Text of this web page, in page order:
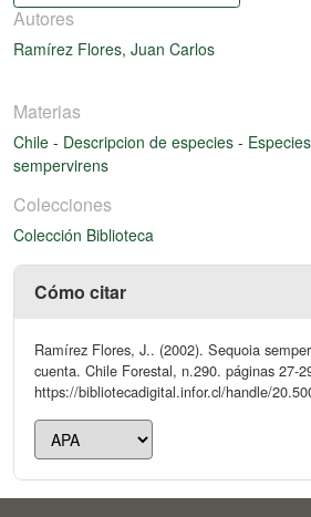
Autores
Ramírez Flores, Juan Carlos
Materias
Chile - Descripcion de especies -
sempervirens
Colecciones
Colección Biblioteca
Cómo citar
Ramírez Flores, J.. (2002). Sequoia
cuenta. Chile Forestal, n.290. páginas 27-
https://bibliotecadigital.infor.cl/handle/